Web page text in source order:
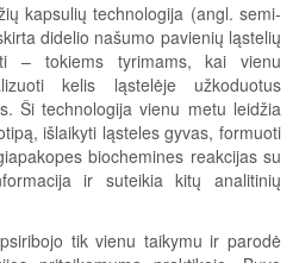
kapsulių technologija (angl. semi-
didelio našumo pavienių ląstelių
– tokiems tyrimams, kai vienu
kelis ląstelėje užkoduotus
Ši technologija vienu metu leidžia
išlaikyti ląsteles gyvas, formuoti
biochemines reakcijas su
ir suteikia kitų analitinių
tik vienu taikymu ir parodė